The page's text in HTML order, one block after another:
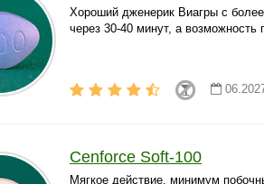
Хороший дженерик Виагры с
через 30-40 минут, а возможность
Cenforce Soft-100
Мягкое действие, минимум